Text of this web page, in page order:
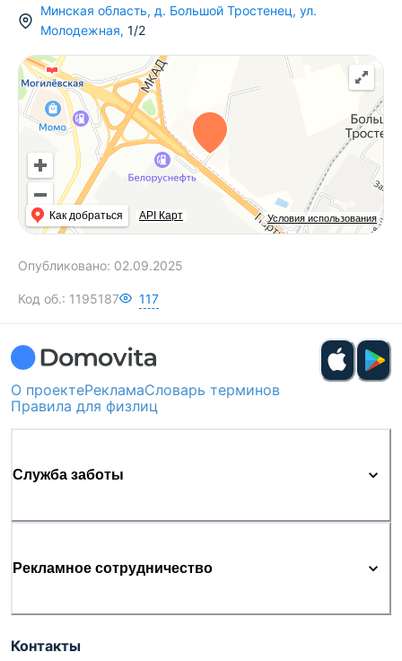
Минская область, д. Большой Тростенец, ул.
Молодежная, 1/2
Условия использования
Как добраться API Карт
Опубликовано: 02.09.2025
Код об.: 1195187 117
О проектеРекламаСловарь терминов
Правила для физлиц
Служба заботы
Рекламное сотрудничество
Контакты